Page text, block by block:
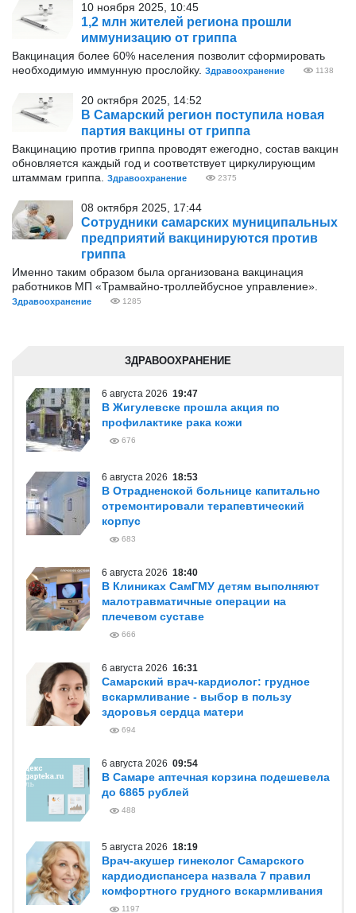
10 ноября 2025, 10:45
1,2 млн жителей региона прошли
иммунизацию от гриппа
Вакцинация более 60% населения позволит сформировать
необходимую иммунную прослойку. Здравоохранение 1138
20 октября 2025, 14:52
В Самарский регион поступила новая
партия вакцины от гриппа
Вакцинацию против гриппа проводят ежегодно, состав вакцин
обновляется каждый год и соответствует циркулирующим
штаммам гриппа.
Здравоохранение 2375
08 октября 2025, 17:44
Сотрудники самарских муниципальных
предприятий вакцинируются против
гриппа
Именно таким образом была организована вакцинация
работников МП «Трамвайно-троллейбусное управление».
Здравоохранение 1285
ЗДРАВООХРАНЕНИЕ
6 августа 2026 19:47
В Жигулевске прошла акция по
профилактике рака кожи
676
6 августа 2026 18:53
В Отрадненской больнице капитально
отремонтировали терапевтический
корпус
683
6 августа 2026 18:40
В Клиниках СамГМУ детям выполняют
малотравматичные операции на
плечевом суставе
666
6 августа 2026 16:31
Самарский врач-кардиолог: грудное
вскармливание - выбор в пользу
здоровья сердца матери
694
6 августа 2026 09:54
В Самаре аптечная корзина подешевела
до 6865 рублей
488
5 августа 2026 18:19
Врач-акушер гинеколог Самарского
кардиодиспансера назвала 7 правил
комфортного грудного вскармливания
1197